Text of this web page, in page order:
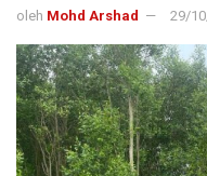
oleh Mohd Arshad 29/